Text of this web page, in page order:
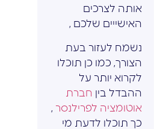
אותה לצרכים
האישייים שלכם ,
נשמח לעזור בעת
הצורך, כמו כן תוכלו
לקרוא יותר על
ההבדל בין חברת
אוטומציה לפרילנסר ,
כך תוכלו לדעת מי